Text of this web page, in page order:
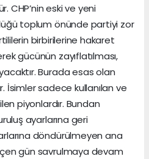
CHP’nin eski ve yeni
toplum önünde partiyi zor
birbirilerine hakaret
gücünün zayıflatılması,
Burada esas olan
İsimler sadece kullanılan ve
piyonlardır. Bundan
ayarlarına geri
döndürülmeyen ana
gün savrulmaya devam